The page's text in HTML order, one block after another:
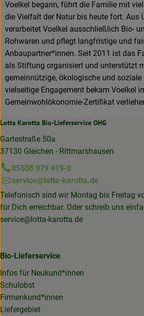
Voelkel begann, führt die Familie mit
die Vielfalt der Natur bis heute fort. Aus
verarbeitet Voelkel ausschließlich Bio-
Rohwaren und pflegt langfristige und
Anbaupartner*innen. Seit 2011 ist das
als Stiftung organisiert und unterstützt
gemeinnützige, ökologische und soziale
vielseitige Engagement bekam Voelkel
Gemeinwohlökonomie-Zertifikat
Lotta Karotta Bio-Lieferservice OHG
Gartestraße 50a
37130 Gleichen - Rittmarshausen
05508 979 419-0
service@lotta-karotta.de
Telefonisch sind wir Montag bis Freitag
für Dich erreichbar. Oder schreib uns
service@lotta-karotta.de
Bio-Lieferservice
Infos für Neukund*innen
Schulobst
Firmenkund*innen
Liefergebiet